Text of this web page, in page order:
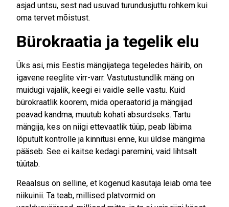
asjad untsu, sest nad usuvad turundusjuttu rohkem kui
oma tervet mõistust.
Bürokraatia ja tegelik elu
Üks asi, mis Eestis mängijatega tegeledes häirib, on
igavene reeglite virr-varr. Vastutustundlik mäng on
muidugi vajalik, keegi ei vaidle selle vastu. Kuid
bürokraatlik koorem, mida operaatorid ja mängijad
peavad kandma, muutub kohati absurdseks. Tartu
mängija, kes on niigi ettevaatlik tüüp, peab läbima
lõputult kontrolle ja kinnitusi enne, kui üldse mängima
pääseb. See ei kaitse kedagi paremini, vaid lihtsalt
tüütab.
Reaalsus on selline, et kogenud kasutaja leiab oma tee
niikuinii. Ta teab, millised platvormid on